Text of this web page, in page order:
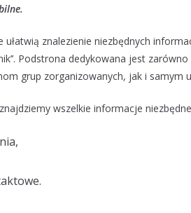
ułatwią znalezienie niezbędnych
Podstrona dedykowana jest
grup zorganizowanych, jak i samym
znajdziemy wszelkie informacje